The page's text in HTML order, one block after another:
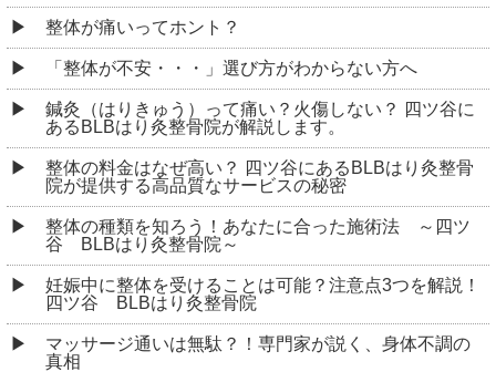
整体が痛いってホント？
「整体が不安・・・」選び方がわからない方へ
鍼灸（はりきゅう）って痛い？火傷しない？ 四ツ谷に
あるBLBはり灸整骨院が解説します。
整体の料金はなぜ高い？ 四ツ谷にあるBLBはり灸整骨
院が提供する高品質なサービスの秘密
整体の種類を知ろう！あなたに合った施術法 ～四ツ
谷 BLBはり灸整骨院～
妊娠中に整体を受けることは可能？注意点3つを解説！
四ツ谷 BLBはり灸整骨院
マッサージ通いは無駄？！専門家が説く、身体不調の
真相